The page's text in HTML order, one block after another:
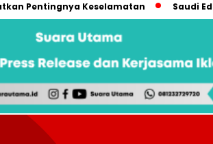
Keselamatan Saudi Edu Expo